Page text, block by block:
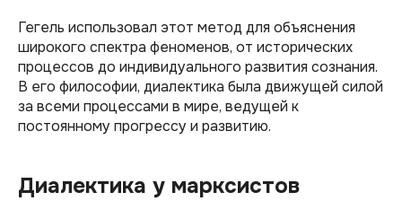
Гегель использовал этот метод для объяснения
широкого спектра феноменов, от исторических
процессов до индивидуального развития сознания.
В его философии, диалектика была движущей силой
за всеми процессами в мире, ведущей к
постоянному прогрессу и развитию.
Диалектика у марксистов